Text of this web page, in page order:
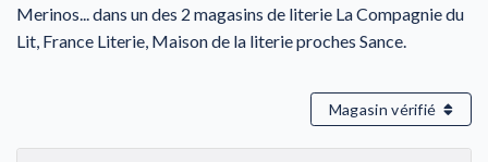
Merinos... dans un des 2 magasins de literie La Compagnie du
Lit, France Literie, Maison de la literie proches Sance.
Magasin vérifié